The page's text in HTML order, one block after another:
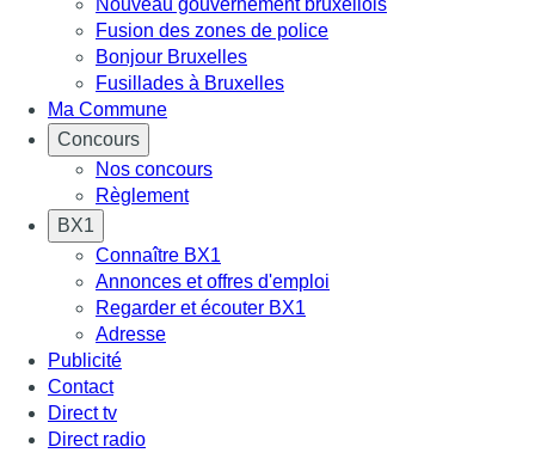
Fusion des zones de police
Bonjour Bruxelles
Fusillades à Bruxelles
Ma Commune
Concours
Nos concours
Règlement
BX1
Connaître BX1
Annonces et offres d'emploi
Regarder et écouter BX1
Adresse
Publicité
Contact
Direct tv
Direct radio